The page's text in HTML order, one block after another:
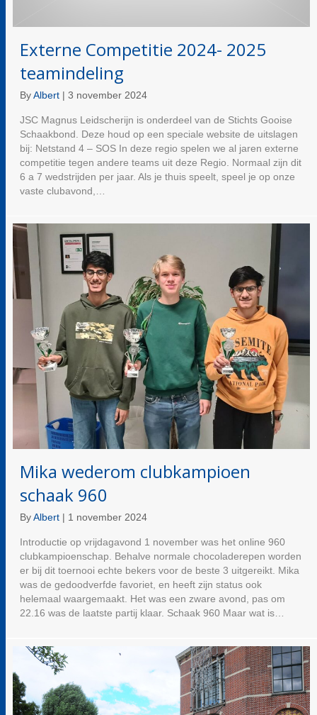
Externe Competitie 2024- 2025
teamindeling
ByAlbert | 3 november 2024
JSC Magnus Leidscherijn is onderdeel van de Stichts Gooise
Schaakbond. Deze houd op een speciale website de uitslagen
bij: Netstand 4 – SOS In deze regio spelen we al jaren externe
competitie tegen andere teams uit deze Regio. Normaal zijn dit
6 a 7 wedstrijden per jaar. Als je thuis speelt, speel je op onze
vaste clubavond,…
Mika wederom clubkampioen
schaak 960
ByAlbert | 1 november 2024
Introductie op vrijdagavond 1 november was het online 960
clubkampioenschap. Behalve normale chocoladerepen worden
er bij dit toernooi echte bekers voor de beste 3 uitgereikt. Mika
was de gedoodverfde favoriet, en heeft zijn status ook
helemaal waargemaakt. Het was een zware avond, pas om
22.16 was de laatste partij klaar. Schaak 960 Maar wat is…